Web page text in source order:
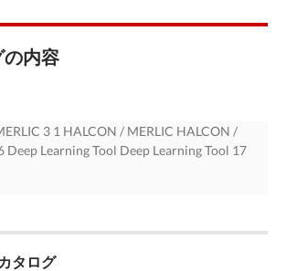
の内容
3 1 HALCON / MERLIC HALCON /
Deep Learning Tool Deep Learning Tool 17
タログ